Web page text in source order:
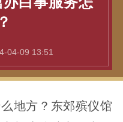
04-09 13:51
地方？东郊殡仪馆